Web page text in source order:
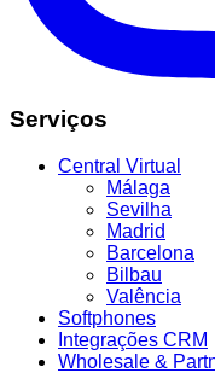
Serviços
Central Virtual
Málaga
Sevilha
Madrid
Barcelona
Bilbau
Valência
Softphones
Integrações CRM
Wholesale &